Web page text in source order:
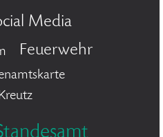
Media
Feuerwehr